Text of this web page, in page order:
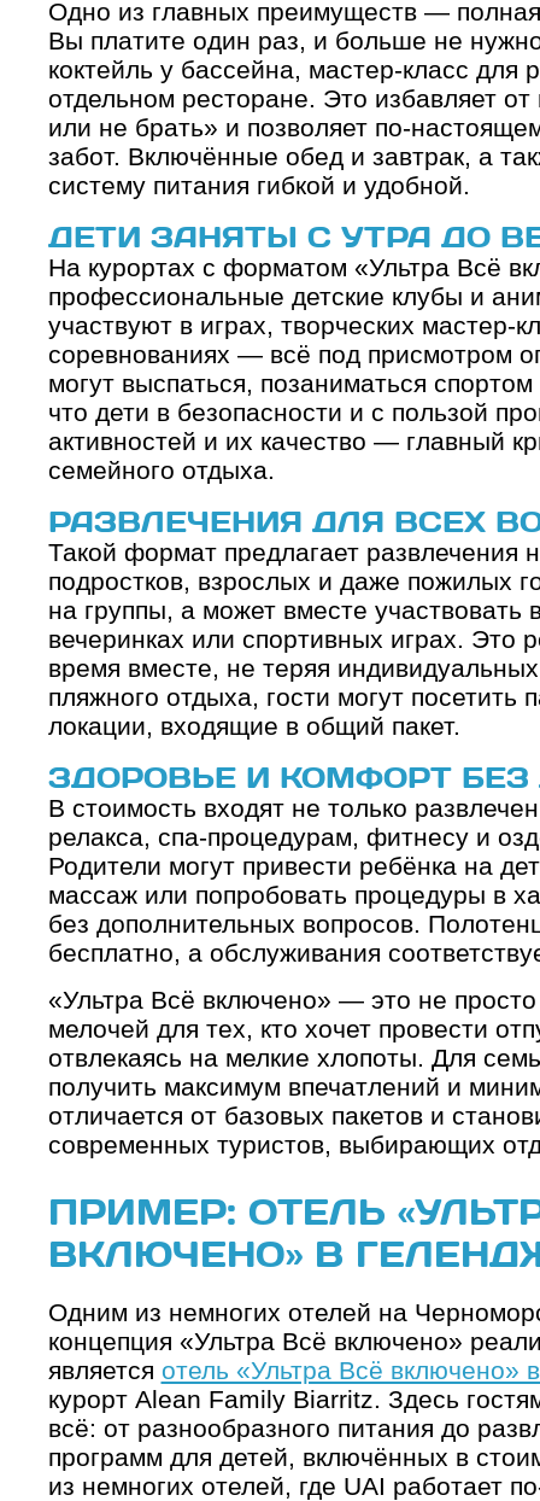
Одно из главных преимуществ —
Вы платите один раз, и больше не
коктейль у бассейна, мастер-класс для
отдельном ресторане. Это избавляет
или не брать» и позволяет по-
забот. Включённые обед и завтрак, а
систему питания гибкой и удобной.
ДЕТИ ЗАНЯТЫ С УТРА ДО
На курортах с форматом «Ультра Всё
профессиональные детские клубы и
участвуют в играх, творческих мастер-
соревнованиях — всё под присмотром
могут выспаться, позаниматься
что дети в безопасности и с пользой
активностей и их качество — главный
семейного отдыха.
РАЗВЛЕЧЕНИЯ ДЛЯ ВСЕХ
Такой формат предлагает развлечения
подростков, взрослых и даже пожилых
на группы, а может вместе участвовать
вечеринках или спортивных играх. Это
время вместе, не теряя
пляжного отдыха, гости могут посетить
локации, входящие в общий пакет.
ЗДОРОВЬЕ И КОМФОРТ БЕЗ
В стоимость входят не только
релакса, спа-процедурам, фитнесу и
Родители могут привести ребёнка на
массаж или попробовать процедуры в
без дополнительных вопросов.
бесплатно, а обслуживания
«Ультра Всё включено» — это не
мелочей для тех, кто хочет провести
отвлекаясь на мелкие хлопоты. Для
получить максимум впечатлений и
отличается от базовых пакетов и
современных туристов, выбирающих
ПРИМЕР: ОТЕЛЬ
ВКЛЮЧЕНО» В
Одним из немногих отелей на
концепция «Ультра Всё включено»
является отель «Ультра Всё включено»
курорт Alean Family Biarritz. Здесь
всё: от разнообразного питания до
программ для детей, включённых в
из немногих отелей, где UAI работает